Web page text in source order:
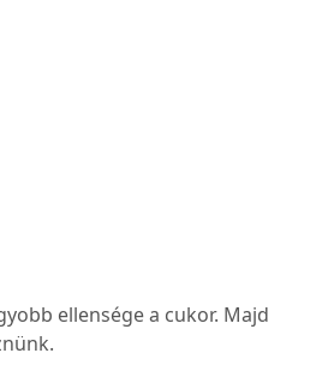
ellensége a cukor. Majd